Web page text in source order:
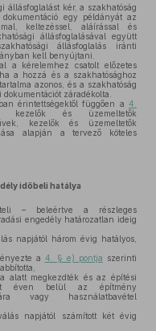
állásfoglalást kér, a szakhatóság
egy példányát az
keltezéssel, aláírással és
állásfoglalásával együtt
állásfoglalás iránti
kell benyújtani.
a kérelemhez csatolt előzetes
a hozzá és a szakhatósághoz
azonos, és a szakhatóság
záradékolta.
érintettségektől függően a 4.
kezelők és üzemeltetők
kezelők és üzemeltetők
alapján a tervező köteles
időbeli hatálya
– beleértve a részleges
engedély határozatlan ideig
napjától három évig hatályos,
a 4. § e) pontja szerinti
alatt megkezdték és az építési
öt éven belül az építmény
vagy használatbavétel
napjától számított két évig